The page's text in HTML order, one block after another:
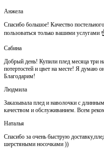
Анжела
Спасибо большое! Качество
пользоваться только вашими услугами
Сабина
Добрый день! Купили плед месяца три
потертостей и цвет на месте! Я думаю
Благодарим!
Людмила
Заказывала плед и наволочки с
качеством и обслуживанием. Всем
Наталья
Спасибо за очень быструю
шерстяными носочками ))